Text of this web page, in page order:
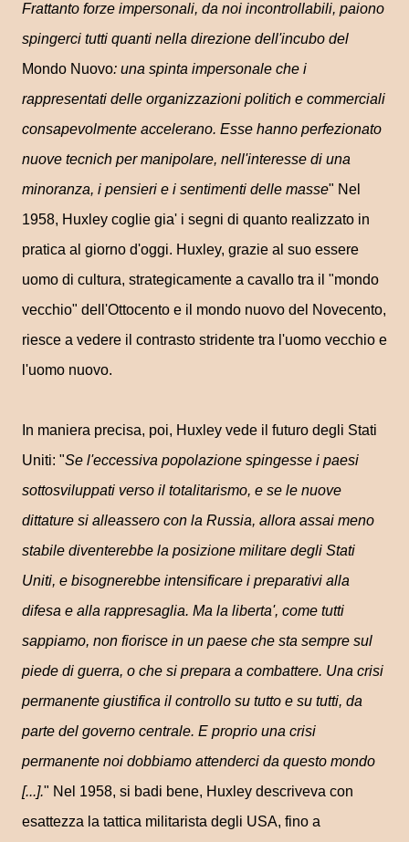
Frattanto forze impersonali, da noi incontrollabili, paiono
spingerci tutti quanti nella direzione dell'incubo del
Mondo Nuovo: una spinta impersonale che i
rappresentati delle organizzazioni politich e commerciali
consapevolmente accelerano. Esse hanno perfezionato
nuove tecnich per manipolare, nell'interesse di una
minoranza, i pensieri e i sentimenti delle masse" Nel
1958, Huxley coglie gia' i segni di quanto realizzato in
pratica al giorno d'oggi. Huxley, grazie al suo essere
uomo di cultura, strategicamente a cavallo tra il "mondo
vecchio" dell'Ottocento e il mondo nuovo del Novecento,
riesce a vedere il contrasto stridente tra l'uomo vecchio e
l'uomo nuovo.
In maniera precisa, poi, Huxley vede il futuro degli Stati
Uniti: "Se l'eccessiva popolazione spingesse i paesi
sottosviluppati verso il totalitarismo, e se le nuove
dittature si alleassero con la Russia, allora assai meno
stabile diventerebbe la posizione militare degli Stati
Uniti, e bisognerebbe intensificare i preparativi alla
difesa e alla rappresaglia. Ma la liberta', come tutti
sappiamo, non fiorisce in un paese che sta sempre sul
piede di guerra, o che si prepara a combattere. Una crisi
permanente giustifica il controllo su tutto e su tutti, da
parte del governo centrale. E proprio una crisi
permanente noi dobbiamo attenderci da questo mondo
[...]." Nel 1958, si badi bene, Huxley descriveva con
esattezza la tattica militarista degli USA, fino a